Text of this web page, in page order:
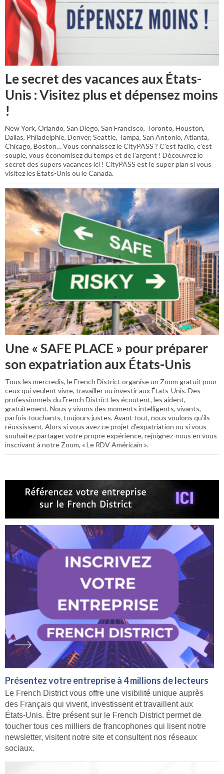
Le secret des vacances aux États-
Unis : Visitez plus et dépensez moins
!
New York, Orlando, San Diego, San Francisco, Toronto, Houston,
Dallas, Philadelphie, Denver, Seattle, Tampa, San Antonio, Atlanta,
Chicago, Boston… Vous connaissez le CityPASS ? C’est facile, c’est
souple, vous économisez du temps et de l’argent ! Découvrez le
secret des supers vacances ici ! CityPASS est le super plan si vous
visitez les États-Unis ou le Canada.
Une « SAFE PLACE » pour préparer
son expatriation aux États-Unis
Tous les mercredis, le French District organise un Zoom gratuit pour
ceux qui veulent vivre, travailler ou investir aux États-Unis. Des
professionnels du French District les écoutent, les aident,
gratuitement. Nous y vivons des moments intelligents, vivants,
parfois touchants, toujours justes. Avant tout, nous voulons qu’ils
réussissent. Alors si vous avez ce projet d’expatriation ou si vous
souhaitez partager votre propre expérience, rejoignez-nous en vous
inscrivant à notre Zoom, « Le RDV Américain ».
Présentez votre entreprise à 4 millions de lecteurs
Le French District vous offre une visibilité unique auprès
des Français qui vivent, investissent et travaillent aux
États-Unis. Être présent sur le French District permet de
toucher tous ces milliers de francophones qui lisent notre
newsletter, visitent notre site et consultent nos réseaux
sociaux.